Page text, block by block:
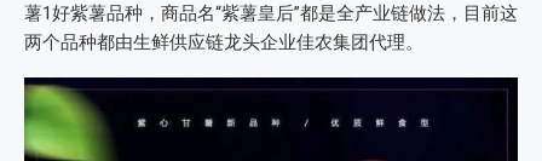
薯1好紫薯品种，商品名“紫薯皇后”都是全产业链做法，目前这
两个品种都由生鲜供应链龙头企业佳农集团代理。